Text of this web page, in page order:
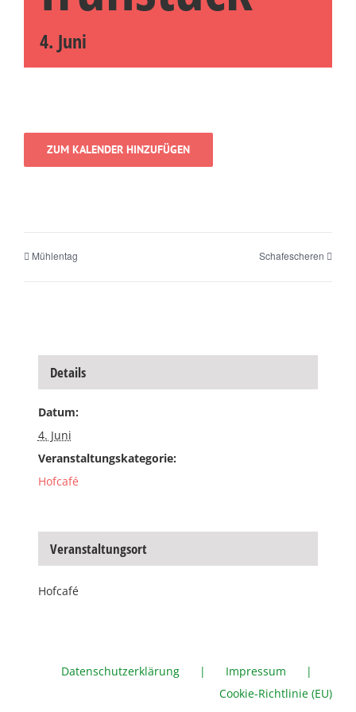
4. Juni
ZUM KALENDER HINZUFÜGEN
Mühlentag Schafescheren
Details
Datum:
4. Juni
Veranstaltungskategorie:
Hofcafé
Veranstaltungsort
Hofcafé
Datenschutzerklärung
Impressum
Cookie-Richtlinie (EU)